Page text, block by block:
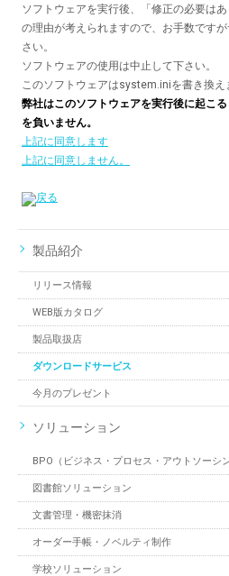
ソフトウェアを実行後、「修正の必要は
の理由が考えられますので、お手数です
さい。
ソフトウェアの使用は中止して下さい。
このソフトウェアはsystem.iniを書き換え
弊社はこのソフトウェアを実行後に起こ
を負いません。
上記に同意します
上記に同意しません。
製品紹介
リリース情報
WEB版カタログ
製品取扱店
ダウンロードサービス
今月のプレゼント
ソリューション
BPO（ビジネス・プロセス・アウトソーシン
図書館ソリューション
文書管理・機密抹消
オーダー手帳・ノベルティ制作
学校ソリューション